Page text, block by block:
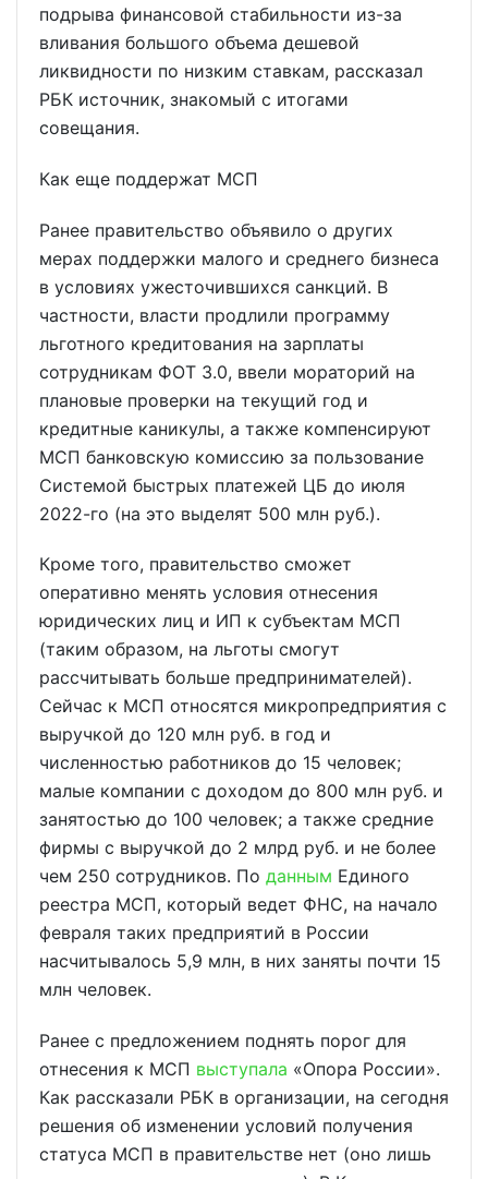
подрыва финансовой стабильности из-за
вливания большого объема дешевой
ликвидности по низким ставкам, рассказал
РБК источник, знакомый с итогами
совещания.
Как еще поддержат МСП
Ранее правительство объявило о других
мерах поддержки малого и среднего бизнеса
в условиях ужесточившихся санкций. В
частности, власти продлили программу
льготного кредитования на зарплаты
сотрудникам ФОТ 3.0, ввели мораторий на
плановые проверки на текущий год и
кредитные каникулы, а также компенсируют
МСП банковскую комиссию за пользование
Системой быстрых платежей ЦБ до июля
2022-го (на это выделят 500 млн руб.).
Кроме того, правительство сможет
оперативно менять условия отнесения
юридических лиц и ИП к субъектам МСП
(таким образом, на льготы смогут
рассчитывать больше предпринимателей).
Сейчас к МСП относятся микропредприятия с
выручкой до 120 млн руб. в год и
численностью работников до 15 человек;
малые компании с доходом до 800 млн руб. и
занятостью до 100 человек; а также средние
фирмы с выручкой до 2 млрд руб. и не более
чем 250 сотрудников. По данным Единого
реестра МСП, который ведет ФНС, на начало
февраля таких предприятий в России
насчитывалось 5,9 млн, в них заняты почти 15
млн человек.
Ранее с предложением поднять порог для
отнесения к МСП выступала «Опора России».
Как рассказали РБК в организации, на сегодня
решения об изменении условий получения
статуса МСП в правительстве нет (оно лишь